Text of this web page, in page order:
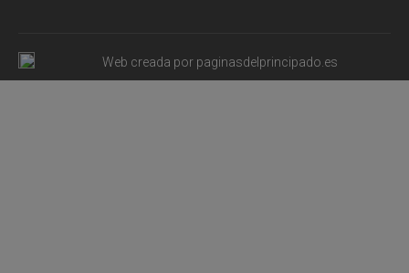
Web creada por paginasdelprincipado.es